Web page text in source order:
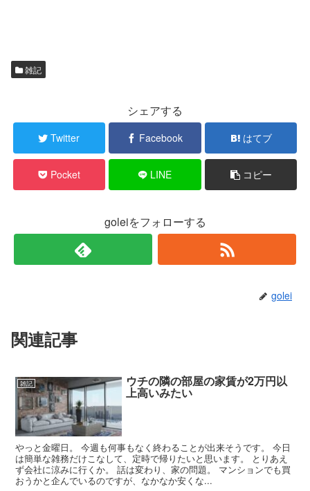
雑記
シェアする
Twitter Facebook はてブ
Pocket LINE コピー
goleiをフォローする
golei
関連記事
雑記 ウチの隣の部屋の家賃が2万円以
上高いみたい
やっと金曜日。 今週も何事もなく終わることが出来そうです。 今日
は簡単な雑務だけこなして、定時で帰りたいと思います。 とりあえ
ず会社に涼みに行くか。 話は変わり、家の問題。 マンションでも買
おうかと企んでいるのですが、なかなか安くな...